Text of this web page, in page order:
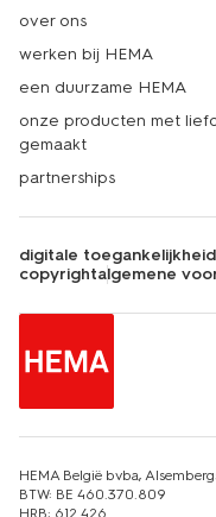
over ons
werken bij HEMA
een duurzame HEMA
onze producten met
gemaakt
partnerships
digitale toegankelijkheid
copyrightalgemene
HEMA België bvba,
BTW: BE 460.370.809
HRB: 612.426